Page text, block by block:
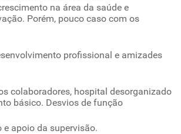
promoção
vida familiar
esta empresa
na área da saúde e
Porém, pouco caso com os
profissional e amizades
colaboradores, hospital desorganizado
básico. Desvios de função
apoio da supervisão.